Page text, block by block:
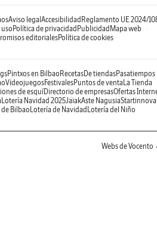
Aviso legal Accesibilidad Reglamento UE 2024/
Política de privacidad Publicidad Mapa web
editorialesPolítica de cookies
Pintxos en Bilbao RecetasDe tiendasPasatiempos
VideojuegosFestivalesPuntos de venta La Tienda
de esquíDirectorio de empresasOfertas
Lotería Navidad 2025JaiakAste NagusiaStartinnova
BilbaoLotería de Navidad Lotería del Niño
Webs de Vocento